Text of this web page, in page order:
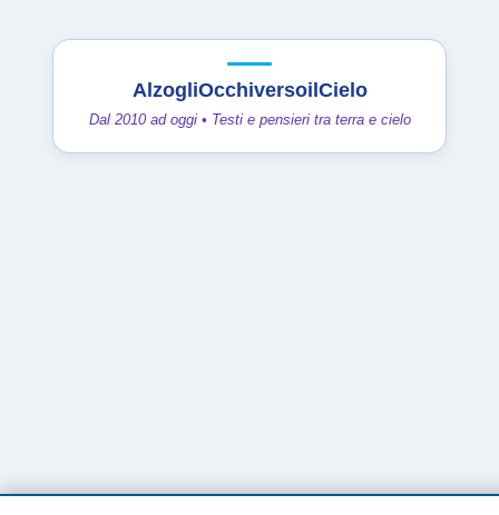
AlzogliOcchiversoilCielo
Dal 2010 ad oggi • Testi e pensieri tra terra e cielo